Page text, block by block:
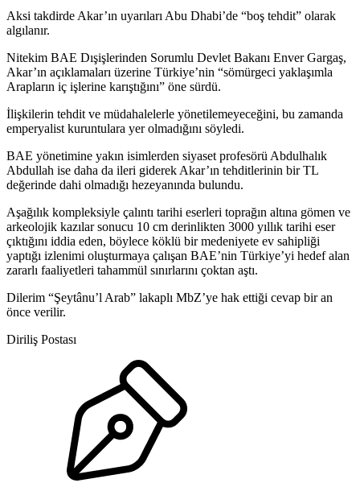
Aksi takdirde Akar’ın uyarıları Abu Dhabi’de “boş tehdit” olarak
algılanır.
Nitekim BAE Dışişlerinden Sorumlu Devlet Bakanı Enver Gargaş,
Akar’ın açıklamaları üzerine Türkiye’nin “sömürgeci yaklaşımla
Arapların iç işlerine karıştığını” öne sürdü.
İlişkilerin tehdit ve müdahalelerle yönetilemeyeceğini, bu zamanda
emperyalist kuruntulara yer olmadığını söyledi.
BAE yönetimine yakın isimlerden siyaset profesörü Abdulhalık
Abdullah ise daha da ileri giderek Akar’ın tehditlerinin bir TL
değerinde dahi olmadığı hezeyanında bulundu.
Aşağılık kompleksiyle çalıntı tarihi eserleri toprağın altına gömen ve
arkeolojik kazılar sonucu 10 cm derinlikten 3000 yıllık tarihi eser
çıktığını iddia eden, böylece köklü bir medeniyete ev sahipliği
yaptığı izlenimi oluşturmaya çalışan BAE’nin Türkiye’yi hedef alan
zararlı faaliyetleri tahammül sınırlarını çoktan aştı.
Dilerim “Şeytânu’l Arab” lakaplı MbZ’ye hak ettiği cevap bir an
önce verilir.
Diriliş Postası